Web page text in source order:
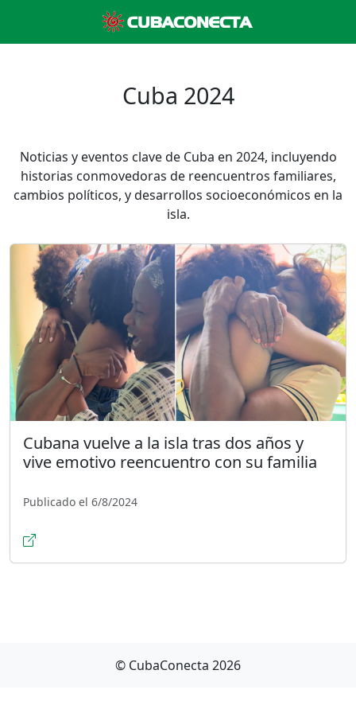
Cuba 2024
Noticias y eventos clave de Cuba en 2024, incluyendo
historias conmovedoras de reencuentros familiares,
cambios políticos, y desarrollos socioeconómicos en la
isla.
Cubana vuelve a la isla tras dos años y
vive emotivo reencuentro con su familia
Publicado el 6/8/2024
© CubaConecta 2026